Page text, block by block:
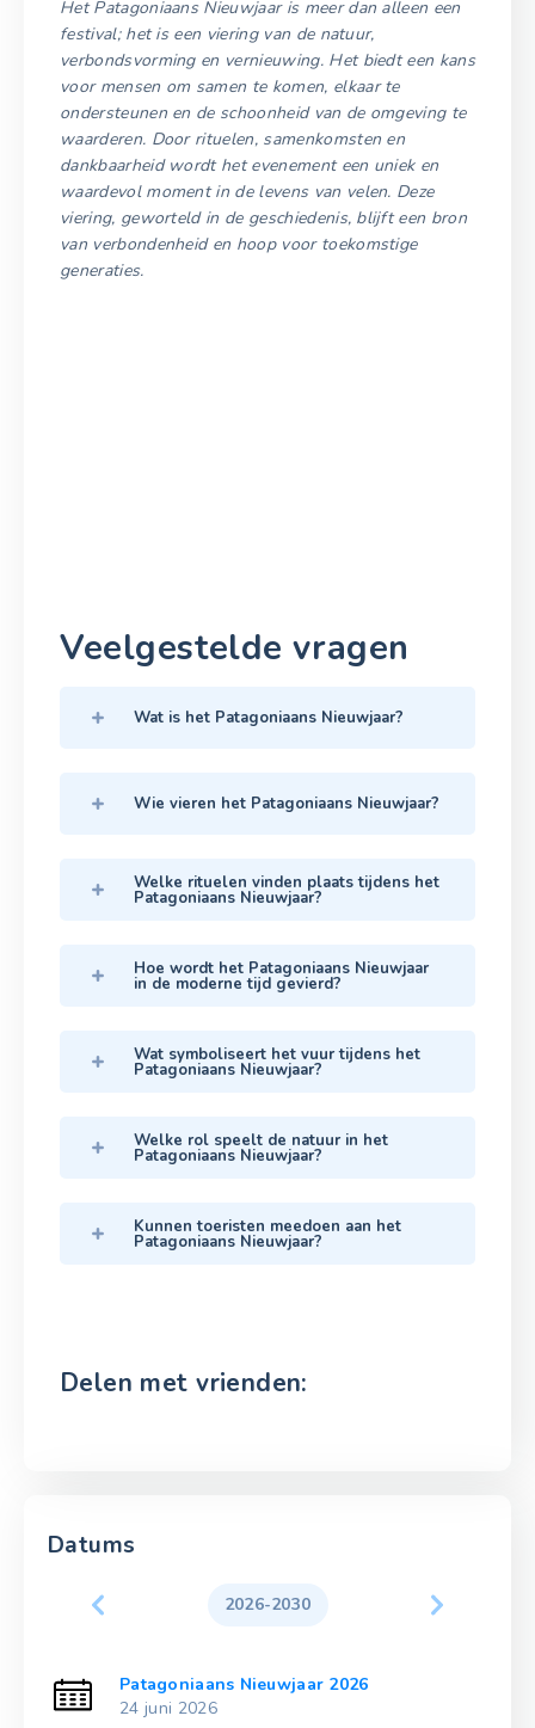
Het Patagoniaans Nieuwjaar is meer dan alleen een
festival; het is een viering van de natuur,
verbondsvorming en vernieuwing. Het biedt een kans
voor mensen om samen te komen, elkaar te
ondersteunen en de schoonheid van de omgeving te
waarderen. Door rituelen, samenkomsten en
dankbaarheid wordt het evenement een uniek en
waardevol moment in de levens van velen. Deze
viering, geworteld in de geschiedenis, blijft een bron
van verbondenheid en hoop voor toekomstige
generaties.
Veelgestelde vragen
Wat is het Patagoniaans Nieuwjaar?
Wie vieren het Patagoniaans Nieuwjaar?
Welke rituelen vinden plaats tijdens het
Patagoniaans Nieuwjaar?
Hoe wordt het Patagoniaans Nieuwjaar
in de moderne tijd gevierd?
Wat symboliseert het vuur tijdens het
Patagoniaans Nieuwjaar?
Welke rol speelt de natuur in het
Patagoniaans Nieuwjaar?
Kunnen toeristen meedoen aan het
Patagoniaans Nieuwjaar?
Delen met vrienden:
Datums
2026-2030
Patagoniaans Nieuwjaar 2026
24 juni 2026